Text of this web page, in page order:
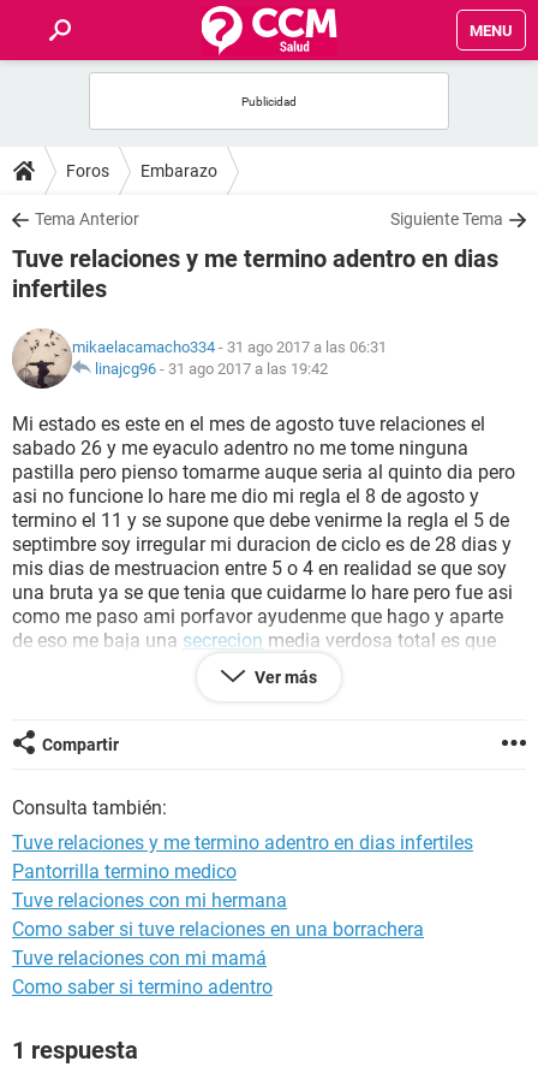
MENU
FOROS
SALUD
FAMILIA
NUTRICIÓN
SEXUALIDAD
GLOSARIO
Foros Embarazo
Tema Anterior Siguiente Tema
Tuve relaciones y me termino adentro en dias
infertiles
mikaelacamacho334 - 31 ago 2017 a las 06:31
linajcg96 - 31 ago 2017 a las 19:42
Mi estado es este en el mes de agosto tuve relaciones el
sabado 26 y me eyaculo adentro no me tome ninguna
pastilla pero pienso tomarme auque seria al quinto dia pero
asi no funcione lo hare me dio mi regla el 8 de agosto y
termino el 11 y se supone que debe venirme la regla el 5 de
septimbre soy irregular mi duracion de ciclo es de 28 dias y
mis dias de mestruacion entre 5 o 4 en realidad se que soy
una bruta ya se que tenia que cuidarme lo hare pero fue asi
como me paso ami porfavor ayudenme que hago y aparte
de eso me baja una secrecion media verdosa total es que
me tomare la pastilla asi no valga pero queiro saber que
posibilidad hay o que hago aparte de visitar un medio q en
Ver más
Compartir
Consulta también:
Tuve relaciones y me termino adentro en dias infertiles
Pantorrilla termino medico
Tuve relaciones con mi hermana
Como saber si tuve relaciones en una borrachera
Tuve relaciones con mi mamá
Como saber si termino adentro
1 respuesta